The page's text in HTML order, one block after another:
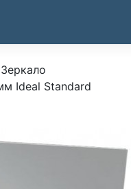
Зеркало
Ideal Standard